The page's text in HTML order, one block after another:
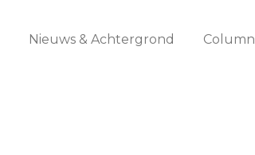
Nieuws & Achtergrond